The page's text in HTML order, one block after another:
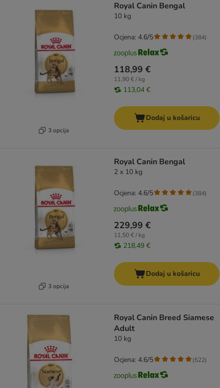
3 opcija
Royal Canin Bengal
10 kg
118,99 €
11,90 € / kg
113,04 €
Ocjena: 4.6/5 (384)
Dodaj u košaricu
3 opcija
Royal Canin Bengal
2 x 10 kg
229,99 €
11,50 € / kg
218,49 €
Ocjena: 4.6/5 (384)
Dodaj u košaricu
Royal Canin Breed Siamese
Adult
10 kg
Ocjena: 4.6/5 (522)